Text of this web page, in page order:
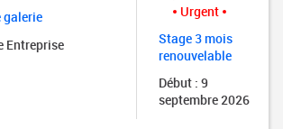
galerie
Entreprise
Urgent
Stage 3 mois
renouvelable
Début : 9
septembre 2026